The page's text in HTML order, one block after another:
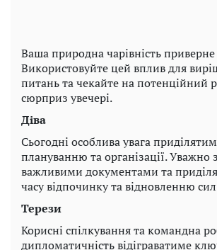
Ваша природна чарівність приверне
Використовуйте цей вплив для
питань та чекайте на потенційний
сюрприз увечері.
Діва
Сьогодні особлива увага
плануванню та організації. Уважно
важливими документами та
часу відпочинку та відновленню
Терези
Корисні спілкування та командна
дипломатичність відіграватиме